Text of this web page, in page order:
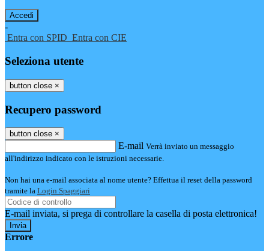
-
Entra con SPID Entra con CIE
Seleziona utente
button close ×
Recupero password
button close ×
E-mail Verrà inviato un messaggio
all'indirizzo indicato con le istruzioni necessarie.
Non hai una e-mail associata al nome utente? Effettua il reset della password
tramite la Login Spaggiari
E-mail inviata, si prega di controllare la casella di posta elettronica!
Errore